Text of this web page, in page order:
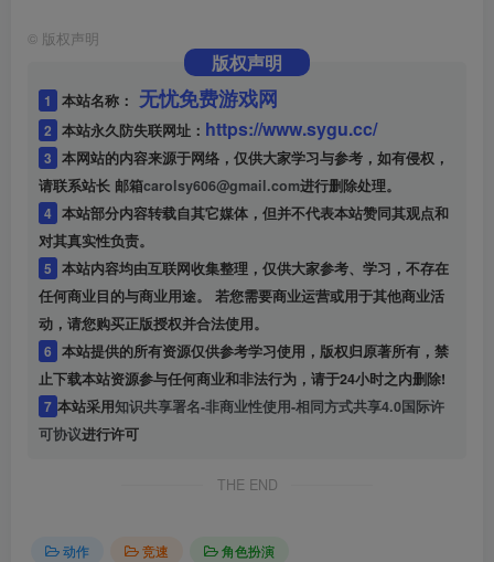
© 版权声明
版权声明
1 本站名称： 无忧免费游戏网
2 本站永久防失联网址： https://www.sygu.cc/
3 本网站的内容来源于网络，仅供大家学习与参考，如有侵权，
请联系站长 邮箱carolsy606@gmail.com进行删除处理。
4 本站部分内容转载自其它媒体，但并不代表本站赞同其观点和
对其真实性负责。
5
任何商业目的与商业用途。 若您需要商业运营或用于其他商业活
动，请您购买正版授权并合法使用。
6 本站提供的所有资源仅供参考学习使用，版权归原著所有，禁
止下载本站资源参与任何商业和非法行为，请于24小时之内删除!
7 本站采用知识共享署名-非商业性使用-相同方式共享4.0国际许
可协议进行许可
THE END
动作 竞速 角色扮演